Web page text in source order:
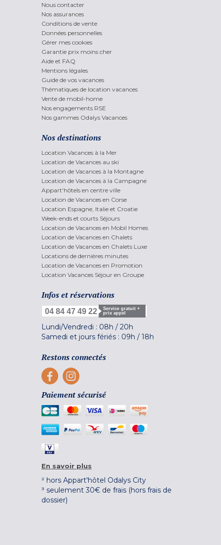
Nous contacter
Nos assurances
Conditions de vente
Données personnelles
Gérer mes cookies
Garantie prix moins cher
Aide et FAQ
Mentions légales
Guide de vos vacances
Thématiques de location vacances
Vente de mobil-home
Nos engagements RSE
Nos gammes Odalys Vacances
Nos destinations
Location Vacances à la Mer
Location de Vacances au ski
Location de Vacances à la Montagne
Location de Vacances à la Campagne
Appart'hôtels en centre ville
Location de Vacances en Corse
Location Espagne, Italie et Croatie
Week-ends et courts Séjours
Location de Vacances en Mobil Homes
Location de Vacances en Chalets
Location de Vacances en Chalets Luxe
Locations de dernières minutes
Location de Vacances en Promotion
Location Vacances Séjour en Groupe
Infos et réservations
04 84 47 49 22
Service gratuit +
prix appel
Lundi/Vendredi : 08h / 20h
Samedi et jours fériés : 09h / 18h
Restons connectés
Paiement sécurisé
En savoir plus
² hors Appart'hôtel Odalys City
³ seulement 30€ de frais (hors frais de
dossier)